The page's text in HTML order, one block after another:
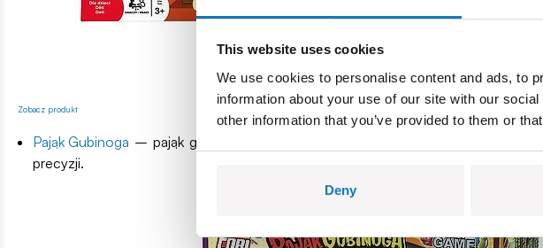
This website uses cookies
We use cookies to personalise content and ads, to
information about your use of our site with our
other information that you’ve provided to them or
Deny
Zobacz produkt
Pająk Gubinoga – pająk gubi nogi, gracze muszą je szybko przymocować, co
precyzji.